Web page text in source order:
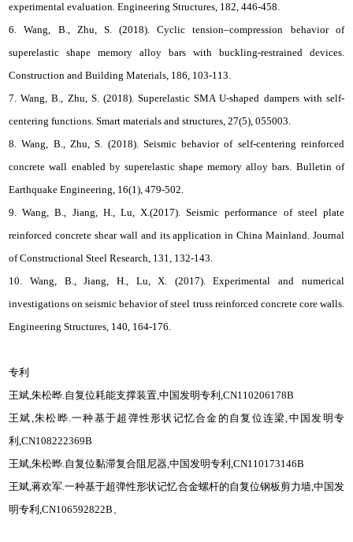
experimental evaluation. Engineering Structures, 182, 446-458.
6. Wang, B., Zhu, S. (2018). Cyclic tension–compression behavior of
superelastic shape memory alloy bars with buckling-restrained devices.
Construction and Building Materials, 186, 103-113.
7. Wang, B., Zhu, S. (2018). Superelastic SMA U-shaped dampers with self-
centering functions. Smart materials and structures, 27(5), 055003.
8. Wang, B., Zhu, S. (2018). Seismic behavior of self-centering reinforced
concrete wall enabled by superelastic shape memory alloy bars. Bulletin of
Earthquake Engineering, 16(1), 479-502.
9. Wang, B., Jiang, H., Lu, X.(2017). Seismic performance of steel plate
reinforced concrete shear wall and its application in China Mainland. Journal
of Constructional Steel Research, 131, 132-143.
10. Wang, B., Jiang, H., Lu, X. (2017). Experimental and numerical
investigations on seismic behavior of steel truss reinforced concrete core walls.
Engineering Structures, 140, 164-176.
专利
王斌,朱松晔.自复位耗能支撑装置,中国发明专利,CN110206178B
王斌,朱松晔.一种基于超弹性形状记忆合金的自复位连梁,中国发明专
利,CN108222369B
王斌,朱松晔.自复位黏滞复合阻尼器,中国发明专利,CN110173146B
王斌,蒋欢军.一种基于超弹性形状记忆合金螺杆的自复位钢板剪力墙,中国发
明专利,CN106592822B、